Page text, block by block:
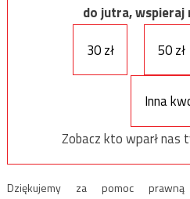
do jutra, wspieraj
30 zł
50 zł
Inna
Zobacz kto wparł nas
Dziękujemy za pomoc